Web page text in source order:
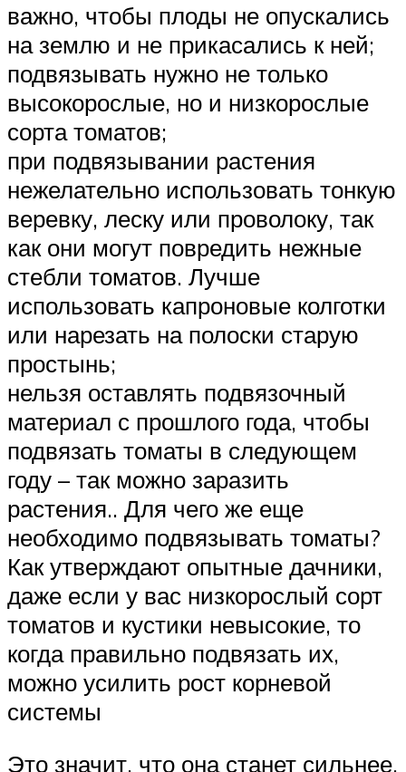
важно, чтобы плоды не опускались
на землю и не прикасались к ней;
подвязывать нужно не только
высокорослые, но и низкорослые
сорта томатов;
при подвязывании растения
нежелательно использовать тонкую
веревку, леску или проволоку, так
как они могут повредить нежные
стебли томатов. Лучше
использовать капроновые колготки
или нарезать на полоски старую
простынь;
нельзя оставлять подвязочный
материал с прошлого года, чтобы
подвязать томаты в следующем
году – так можно заразить
растения.. Для чего же еще
необходимо подвязывать томаты?
Как утверждают опытные дачники,
даже если у вас низкорослый сорт
томатов и кустики невысокие, то
когда правильно подвязать их,
можно усилить рост корневой
системы
Это значит, что она станет сильнее,